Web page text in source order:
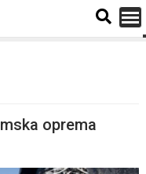
oprema